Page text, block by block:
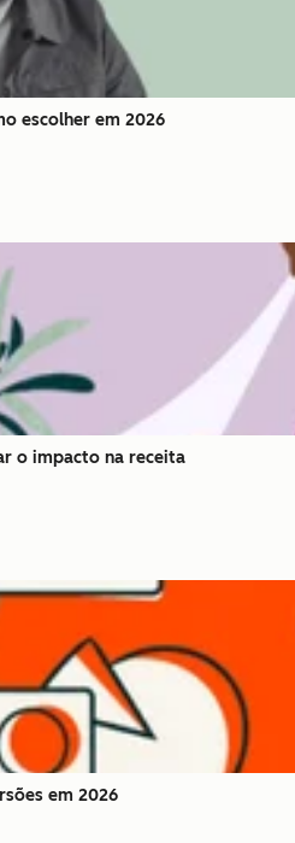
escolher em 2026
o impacto na receita
em 2026